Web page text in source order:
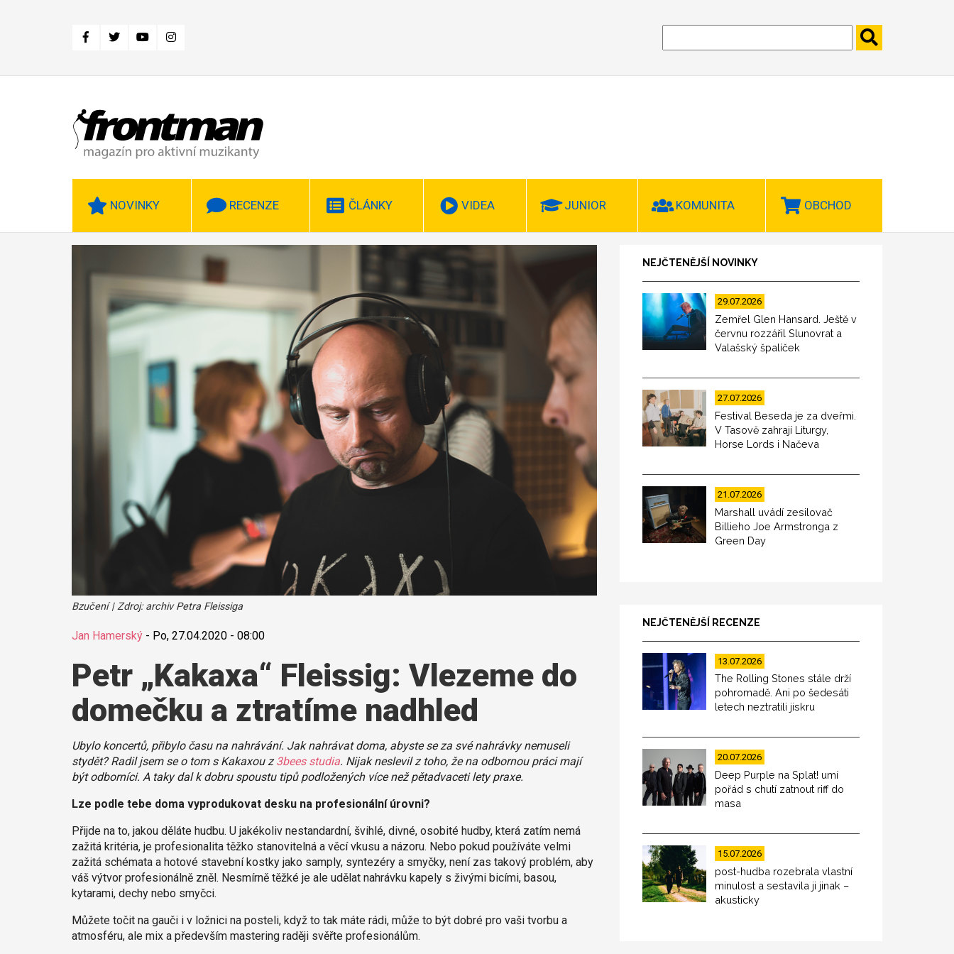
NOVINKY RECENZE ČLÁNKY VIDEA JUNIOR KOMUNITA OBCHOD
Bzučení | Zdroj: archiv Petra Fleissiga
Jan Hamerský- Po, 27.04.2020 - 08:00
Petr „Kakaxa“ Fleissig: Vlezeme do
domečku a ztratíme nadhled
Ubylo koncertů, přibylo času na nahrávání. Jak nahrávat doma, abyste se za své nahrávky nemuseli
stydět? Radil jsem se o tom s Kakaxou z 3bees studia. Nijak neslevil z toho, že na odbornou práci mají
být odborníci. A taky dal k dobru spoustu tipů podložených více než pětadvaceti lety praxe.
Lze podle tebe doma vyprodukovat desku na profesionální úrovni?
Přijde na to, jakou děláte hudbu. U jakékoliv nestandardní, švihlé, divné, osobité hudby, která zatím nemá
zažitá kritéria, je profesionalita těžko stanovitelná a věcí vkusu a názoru. Nebo pokud používáte velmi
zažitá schémata a hotové stavební kostky jako samply, syntezéry a smyčky, není zas takový problém, aby
váš výtvor profesionálně zněl. Nesmírně těžké je ale udělat nahrávku kapely s živými bicími, basou,
kytarami, dechy nebo smyčci.
Můžete točit na gauči i v ložnici na posteli, když to tak máte rádi, může to být dobré pro vaši tvorbu a
atmosféru, ale mix a především mastering raději svěřte profesionálům.
NEJČTENĚJŠÍ NOVINKY
29.07.2026
Zemřel Glen Hansard. Ještě v
červnu rozzářil Slunovrat a
Valašský špalíček
27.07.2026
Festival Beseda je za dveřmi.
V Tasově zahrají Liturgy,
Horse Lords i Načeva
21.07.2026
Marshall uvádí zesilovač
Billieho Joe Armstronga z
Green Day
NEJČTENĚJŠÍ RECENZE
13.07.2026
The Rolling Stones stále drží
pohromadě. Ani po šedesáti
letech neztratili jiskru
20.07.2026
Deep Purple na Splat! umí
pořád s chutí zatnout riff do
masa
15.07.2026
post-hudba rozebrala vlastní
minulost a sestavila ji jinak –
akusticky